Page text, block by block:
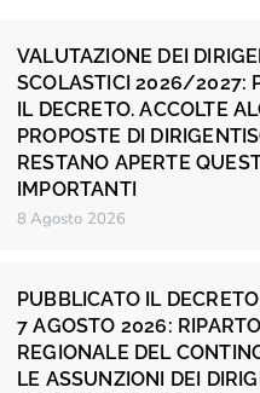
VALUTAZIONE DEI
SCOLASTICI 2026/2027:
IL DECRETO. ACCOLTE
PROPOSTE DI
RESTANO APERTE
IMPORTANTI
8 Agosto 2026
PUBBLICATO IL
7 AGOSTO 2026: RIPARTO
REGIONALE DEL
LE ASSUNZIONI DEI